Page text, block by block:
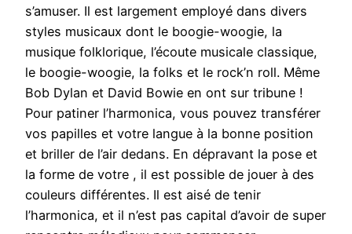
s’amuser. Il est largement employé dans divers
styles musicaux dont le boogie-woogie, la
musique folklorique, l’écoute musicale classique,
le boogie-woogie, la folks et le rock’n roll. Même
Bob Dylan et David Bowie en ont sur tribune !
Pour patiner l’harmonica, vous pouvez transférer
vos papilles et votre langue à la bonne position
et briller de l’air dedans. En dépravant la pose et
la forme de votre , il est possible de jouer à des
couleurs différentes. Il est aisé de tenir
l’harmonica, et il n’est pas capital d’avoir de super